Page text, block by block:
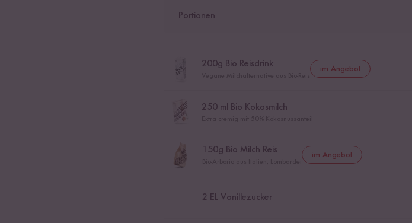
Portionen
200g Bio Reisdrink im Angebot
250ml Bio Kokosmilch
150g Bio Milch Reis im Angebot
2 EL Vanillezucker